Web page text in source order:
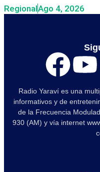
RegionalAgo 4, 2026
Radio Yaraví es una
informativos y de
de la Frecuencia
930 (AM) y vía internet